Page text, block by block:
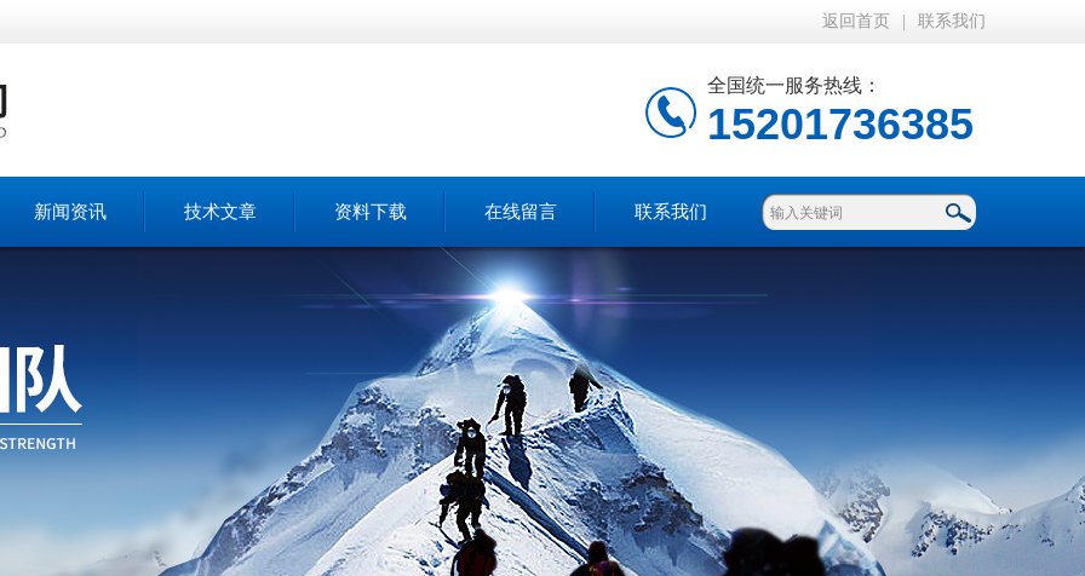
返回首页 联系我们
全国统一服务热线：
15201736385
新闻资讯 技术文章 资料下载 在线留言 联系我们